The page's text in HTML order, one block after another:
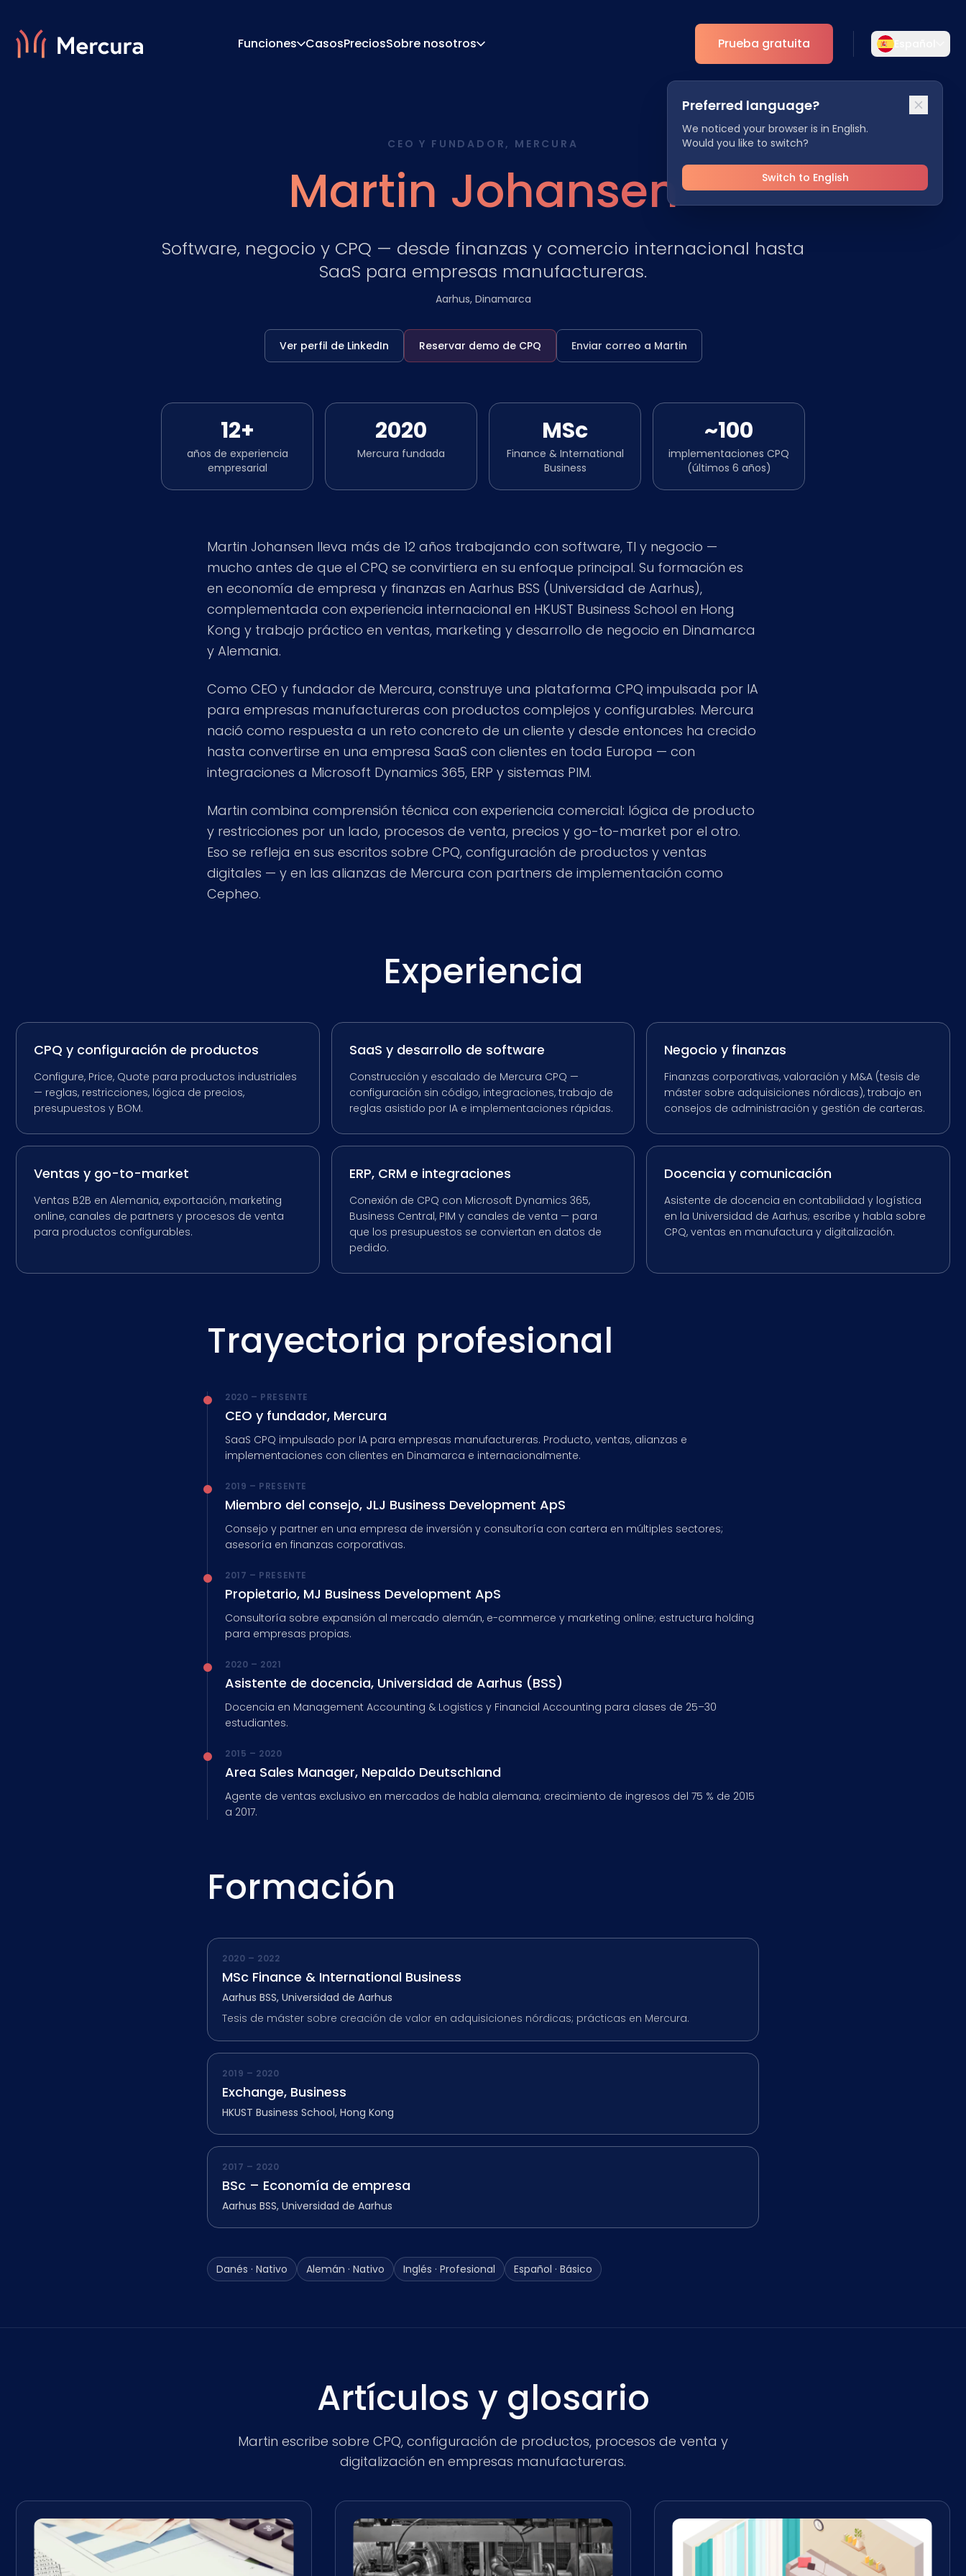
Funciones
Analíticas
Integraciones
CasosPreciosSobre nosotros
Preferred language?
We noticed your browser is in English.
Would you like to switch?
Switch to English
Prueba gratuita Español
Elige tu idioma preferido para una
experiencia más personalizada.
English Deutsch
Español Dansk
Svenska
CEO Y FUNDADOR, MERCURA
Martin Johansen
Software, negocio y CPQ — desde finanzas y comercio internacional hasta
SaaS para empresas manufactureras.
Aarhus, Dinamarca
Ver perfil de LinkedIn Reservar demo de CPQ Enviar correo a Martin
12+
años de experiencia
empresarial
2020
Mercura fundada
MSc
Finance & International
Business
~100
implementaciones CPQ
(últimos 6 años)
Martin Johansen lleva más de 12 años trabajando con software, TI y negocio —
mucho antes de que el CPQ se convirtiera en su enfoque principal. Su formación es
en economía de empresa y finanzas en Aarhus BSS (Universidad de Aarhus),
complementada con experiencia internacional en HKUST Business School en Hong
Kong y trabajo práctico en ventas, marketing y desarrollo de negocio en Dinamarca
y Alemania.
Como CEO y fundador de Mercura, construye una plataforma CPQ impulsada por IA
para empresas manufactureras con productos complejos y configurables. Mercura
nació como respuesta a un reto concreto de un cliente y desde entonces ha crecido
hasta convertirse en una empresa SaaS con clientes en toda Europa — con
integraciones a Microsoft Dynamics 365, ERP y sistemas PIM.
Martin combina comprensión técnica con experiencia comercial: lógica de producto
y restricciones por un lado, procesos de venta, precios y go-to-market por el otro.
Eso se refleja en sus escritos sobre CPQ, configuración de productos y ventas
digitales — y en las alianzas de Mercura con partners de implementación como
Cepheo.
Experiencia
CPQ y configuración de productos
Configure, Price, Quote para productos industriales
— reglas, restricciones, lógica de precios,
presupuestos y BOM.
SaaS y desarrollo de software
Construcción y escalado de Mercura CPQ —
configuración sin código, integraciones, trabajo de
reglas asistido por IA e implementaciones rápidas.
Negocio y finanzas
Finanzas corporativas, valoración y M&A (tesis de
máster sobre adquisiciones nórdicas), trabajo en
consejos de administración y gestión de carteras.
Ventas y go-to-market
Ventas B2B en Alemania, exportación, marketing
online, canales de partners y procesos de venta
para productos configurables.
ERP, CRM e integraciones
Conexión de CPQ con Microsoft Dynamics 365,
Business Central, PIM y canales de venta — para
que los presupuestos se conviertan en datos de
pedido.
Docencia y comunicación
Asistente de docencia en contabilidad y logística
en la Universidad de Aarhus; escribe y habla sobre
CPQ, ventas en manufactura y digitalización.
Trayectoria profesional
2020 – PRESENTE
CEO y fundador, Mercura
SaaS CPQ impulsado por IA para empresas manufactureras. Producto, ventas, alianzas e
implementaciones con clientes en Dinamarca e internacionalmente.
2019 – PRESENTE
Miembro del consejo, JLJ Business Development ApS
Consejo y partner en una empresa de inversión y consultoría con cartera en múltiples sectores;
asesoría en finanzas corporativas.
2017 – PRESENTE
Propietario, MJ Business Development ApS
Consultoría sobre expansión al mercado alemán, e-commerce y marketing online; estructura holding
para empresas propias.
2020 – 2021
Asistente de docencia, Universidad de Aarhus (BSS)
Docencia en Management Accounting & Logistics y Financial Accounting para clases de 25–30
estudiantes.
2015 – 2020
Area Sales Manager, Nepaldo Deutschland
Agente de ventas exclusivo en mercados de habla alemana; crecimiento de ingresos del 75 % de 2015
a 2017.
Formación
2020 – 2022
MSc Finance & International Business
Aarhus BSS, Universidad de Aarhus
Tesis de máster sobre creación de valor en adquisiciones nórdicas; prácticas en Mercura.
2019 – 2020
Exchange, Business
HKUST Business School, Hong Kong
2017 – 2020
BSc – Economía de empresa
Aarhus BSS, Universidad de Aarhus
Danés · Nativo Alemán · Nativo Inglés · Profesional Español · Básico
Artículos y glosario
Martin escribe sobre CPQ, configuración de productos, procesos de venta y
digitalización en empresas manufactureras.